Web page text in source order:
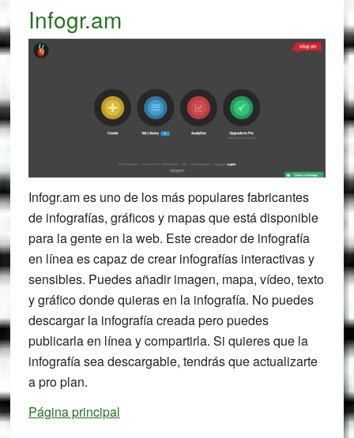
Infogr.am
Infogr.am es uno de los más populares fabricantes
de infografías, gráficos y mapas que está disponible
para la gente en la web. Este creador de infografía
en línea es capaz de crear infografías interactivas y
sensibles. Puedes añadir imagen, mapa, vídeo, texto
y gráfico donde quieras en la infografía. No puedes
descargar la infografía creada pero puedes
publicarla en línea y compartirla. Si quieres que la
infografía sea descargable, tendrás que actualizarte
a pro plan.
Página principal